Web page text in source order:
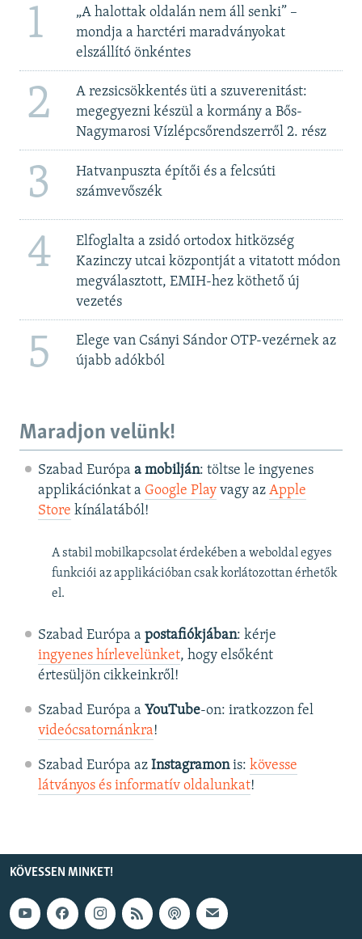
1
„A halottak oldalán nem áll senki” –
mondja a harctéri maradványokat
elszállító önkéntes
2
A rezsicsökkentés üti a szuverenitást:
megegyezni készül a kormány a Bős-
Nagymarosi Vízlépcsőrendszerről 2. rész
3
Hatvanpuszta építői és a felcsúti
számvevőszék
4
Elfoglalta a zsidó ortodox hitközség
Kazinczy utcai központját a vitatott módon
megválasztott, EMIH-hez köthető új
vezetés
5
Elege van Csányi Sándor OTP-vezérnek az
újabb adókból
Maradjon velünk!
Szabad Európa a mobilján: töltse le ingyenes
applikációnkat a Google Playvagy az Apple
Store kínálatából!
A stabil mobilkapcsolat érdekében a weboldal egyes
funkciói az applikációban csak korlátozottan érhetők
el.
Szabad Európa a postafiókjában: kérje
ingyenes hírlevelünket, hogy elsőként
értesüljön cikkeinkről!
Szabad Európa a YouTube-on: iratkozzon fel
videócsatornánkra!
Szabad Európa az Instagramonis: kövesse
látványos és informatív oldalunkat! ​
KÖVESSEN MINKET!